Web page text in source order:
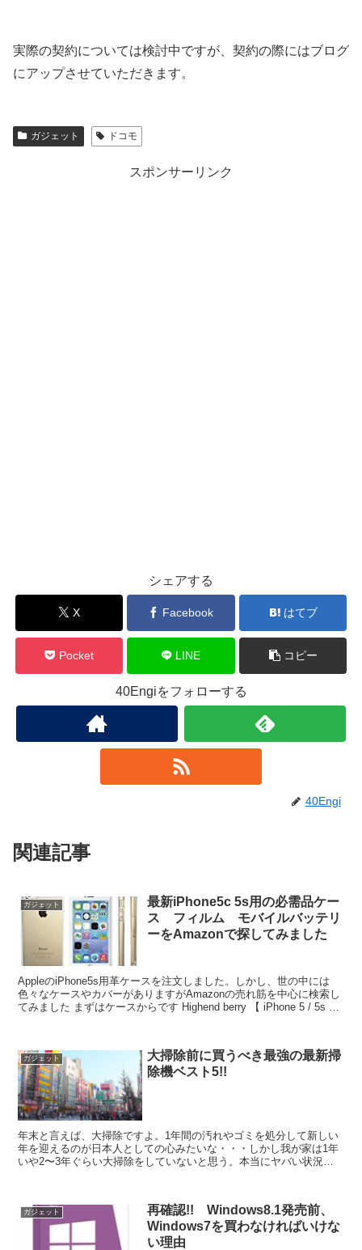
実際の契約については検討中ですが、契約の際にはブログ
にアップさせていただきます。
ガジェット ドコモ
スポンサーリンク
シェアする
X Facebook はてブ
Pocket LINE コピー
40Engiをフォローする
40Engi
関連記事
ガジェット
最新iPhone5c 5s用の必需品ケー
ス フィルム モバイルバッテリ
ーをAmazonで探してみました
AppleのiPhone5s用革ケースを注文しました。しかし、世の中には
色々なケースやカバーがありますがAmazonの売れ筋を中心に検索し
てみました まずはケースからです Highend berry 【 iPhone 5 / 5s 】
ガジェット
大掃除前に買うべき最強の最新掃
除機ベスト5!!
年末と言えば、大掃除ですよ。1年間の汚れやゴミを処分して新しい
年を迎えるのが日本人としての心みたいな・・・しかし我が家は1年
いや2〜3年ぐらい大掃除をしていないと思う。本当にヤバい状況だ
ガジェット
再確認!! Windows8.1発売前、
Windows7を買わなければいけな
い理由